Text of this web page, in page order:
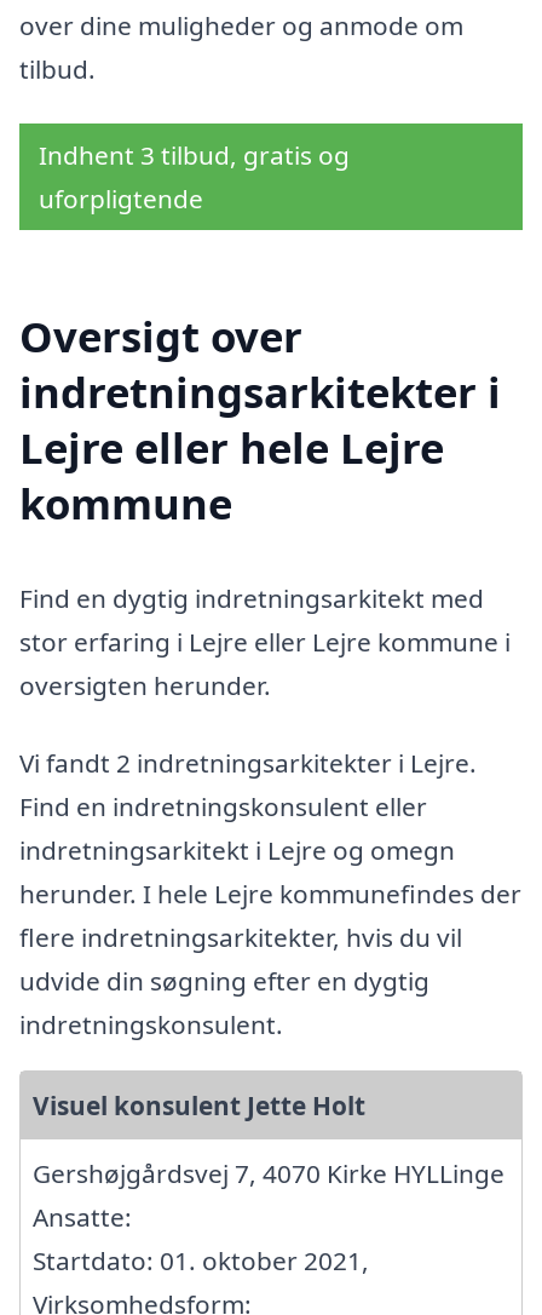
over dine muligheder og anmode om
tilbud.
Indhent 3 tilbud, gratis og
uforpligtende
Oversigt over
indretningsarkitekter i
Lejre eller hele Lejre
kommune
Find en dygtig indretningsarkitekt med
stor erfaring i Lejre eller Lejre kommune i
oversigten herunder.
Vi fandt 2 indretningsarkitekter i Lejre.
Find en indretningskonsulent eller
indretningsarkitekt i Lejre og omegn
herunder. I hele Lejre kommunefindes der
flere indretningsarkitekter, hvis du vil
udvide din søgning efter en dygtig
indretningskonsulent.
Visuel konsulent Jette Holt
Gershøjgårdsvej 7, 4070 Kirke HYLLinge
Ansatte:
Startdato: 01. oktober 2021,
Virksomhedsform: